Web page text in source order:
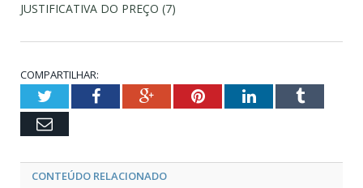
JUSTIFICATIVA DO PREÇO (7)
COMPARTILHAR:
TwitterFacebookGoogle+PinterestLinkedInTumblr
Email
CONTEÚDO RELACIONADO